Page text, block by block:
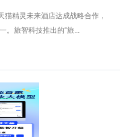
精灵未来酒店达成战略合作，
。旅智科技推出的“旅...